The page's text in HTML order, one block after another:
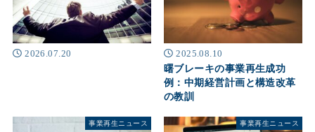
2026.07.20 2025.08.10
曙ブレーキの事業再生成功
例：中期経営計画と構造改革
の教訓
事業再生ニュース 事業再生ニュース